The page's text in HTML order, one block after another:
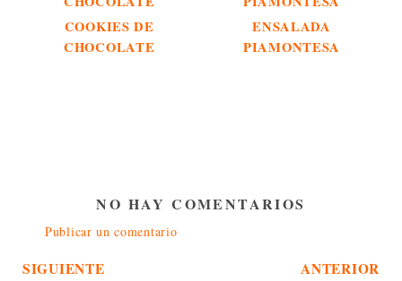
COOKIES DE
CHOCOLATE
ENSALADA
PIAMONTESA
NO HAY COMENTARIOS
Publicar un comentario
SIGUIENTE ANTERIOR